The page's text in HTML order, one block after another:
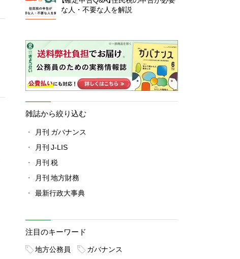
な人・不要な人を解説
雑誌から絞り込む
月刊 ガバナンス
月刊 J-LIS
月刊 税
月刊 地方財務
最新行政大事典
注目のキーワード
地方公務員
ガバナンス